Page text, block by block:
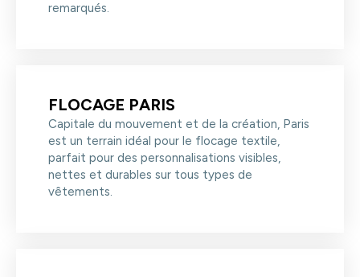
idéal, nous nous occupons de tout pour garantir un rendu
remarqués.
FLOCAGE PARIS
Capitale du mouvement et de la création, Paris
est un terrain idéal pour le flocage textile,
parfait pour des personnalisations visibles,
nettes et durables sur tous types de
vêtements.